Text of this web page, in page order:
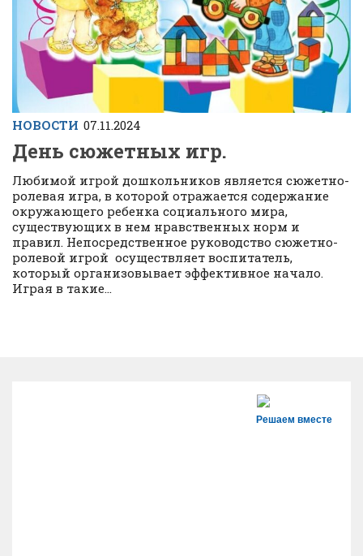
НОВОСТИ 07.11.2024
День сюжетных игр.
Любимой игрой дошкольников является сюжетно-
ролевая игра, в которой отражается содержание
окружающего ребенка социального мира,
существующих в нем нравственных норм и
правил. Непосредственное руководство сюжетно-
ролевой игрой осуществляет воспитатель,
который организовывает эффективное начало.
Играя в такие...
Решаем вместе